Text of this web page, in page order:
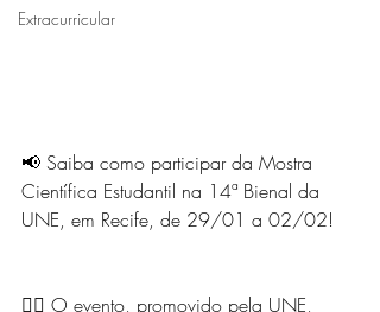
Extracurricular
📢 Saiba como participar da Mostra
Científica Estudantil na 14ª Bienal da
UNE, em Recife, de 29/01 a 02/02!
👉🏾 O evento, promovido pela UNE,